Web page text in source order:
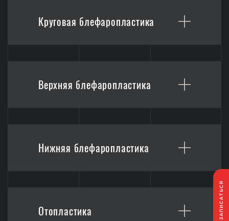
ЗАПИСАТЬСЯ
Круговая блефаропластика
Верхняя блефаропластика
Нижняя блефаропластика
Отопластика